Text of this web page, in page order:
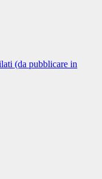
(da pubblicare in